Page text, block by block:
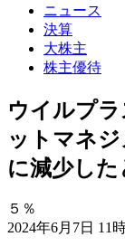
ニュース
決算
大株主
株主優待
ウイルプ
ットマネ
に減少した
５％
2024年6月7日 11